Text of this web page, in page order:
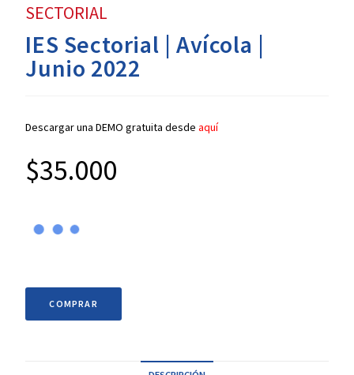
SECTORIAL
IES Sectorial | Avícola |
Junio 2022
Descargar una DEMO gratuita desdeaquí
$35.000
COMPRAR